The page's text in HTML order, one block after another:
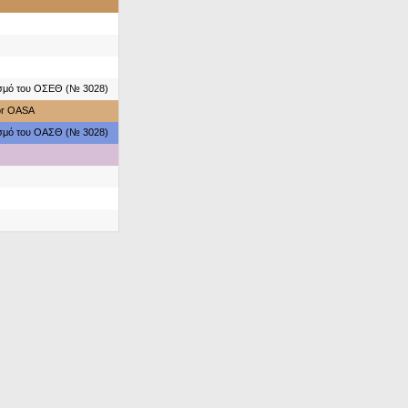
του ΟΣΕΘ (№ 3028)
OASA
του ΟΑΣΘ (№ 3028)